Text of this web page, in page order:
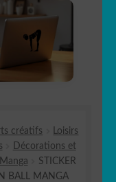
OUVRIR
MENU
OUVRIR
ENFANT
LE
MENU
ENFANT
OUVRIR
créatifs
Loisirs
Décorations et
Manga
STICKER
BALL MANGA